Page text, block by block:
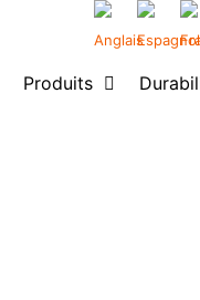
Produits